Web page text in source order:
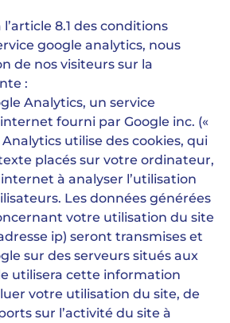
8.1 des conditions
google analytics, nous
de nos visiteurs sur la
:
Analytics, un service
fourni par Google inc. («
Analytics utilise des cookies, qui
placés sur votre ordinateur,
à analyser l’utilisation
Les données générées
votre utilisation du site
ip) seront transmises et
sur des serveurs situés aux
utilisera cette information
votre utilisation du site, de
sur l’activité du site à